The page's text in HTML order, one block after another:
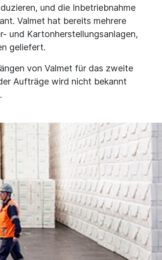
und die Inbetriebnahme
Valmet hat bereits mehrere
und Kartonherstellungsanlagen,
geliefert.
von Valmet für das zweite
Aufträge wird nicht bekannt